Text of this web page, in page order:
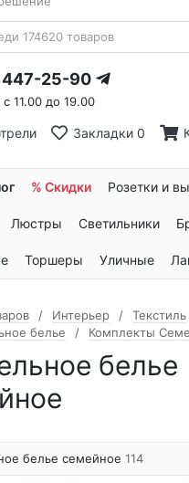
447-25-90
с 11.00 до 19.00
Закладки 0
% Скидки Розетки и
Люстры Светильники
Торшеры Уличные
Интерьер
Текстиль
белье
Комплекты
белье
белье семейное 114